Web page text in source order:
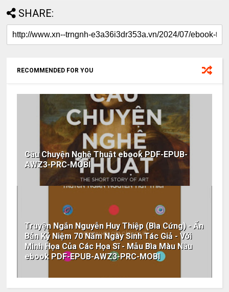
SHARE:
RECOMMENDED FOR YOU
Câu Chuyện Nghệ Thuật ebook PDF-EPUB-
AWZ3-PRC-MOBI
Truyện Ngắn Nguyễn Huy Thiệp (Bìa Cứng) - Ấn
Bản Kỷ Niệm 70 Năm Ngày Sinh Tác Giả - Với
Minh Họa Của Các Họa Sĩ - Mẫu Bìa Màu Nâu
ebook PDF-EPUB-AWZ3-PRC-MOBI